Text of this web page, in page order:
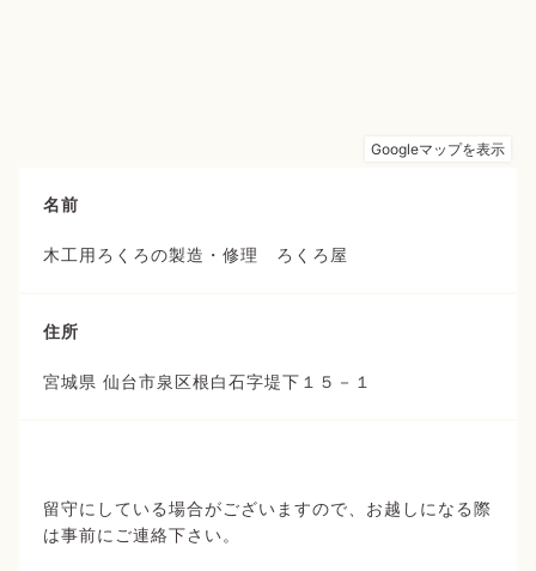
名前
木工用ろくろの製造・修理 ろくろ屋
住所
宮城県 仙台市泉区根白石字堤下１５－１
留守にしている場合がございますので、お越しになる際
は事前にご連絡下さい。